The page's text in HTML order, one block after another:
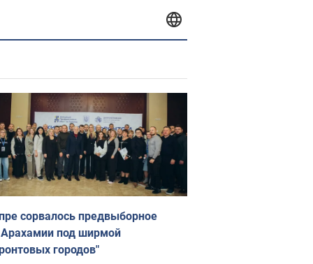
сорвалось предвыборное
Арахамии под ширмой
городов"